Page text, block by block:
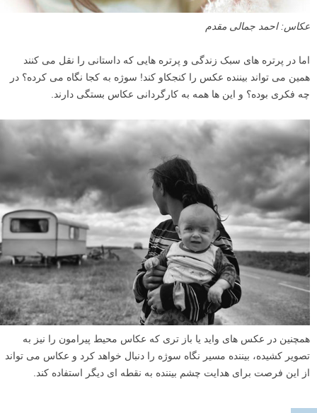
عکاس: احمد جمالی مقدم
اما در پرتره های سبک زندگی و پرتره هایی که داستانی را نقل می کنند
همین می تواند بیننده عکس را کنجکاو کند! سوژه به کجا نگاه می کرده؟ در
چه فکری بوده؟ و این ها همه به کارگردانی عکاس بستگی دارند.
همچنین در عکس های واید یا باز تری که عکاس محیط پیرامون را نیز به
تصویر کشیده، بیننده مسیر نگاه سوژه را دنبال خواهد کرد و عکاس می تواند
از این فرصت برای هدایت چشم بیننده به نقطه ای دیگر استفاده کند.